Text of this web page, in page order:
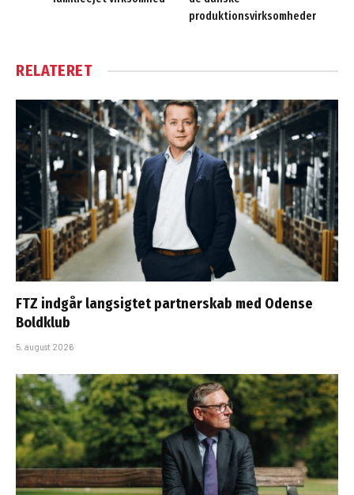
produktionsvirksomheder
RELATERET
FTZ indgår langsigtet partnerskab med Odense
Boldklub
5. august 2026